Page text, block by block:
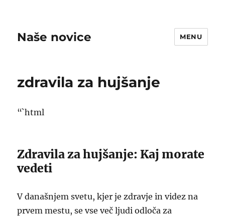
Naše novice MENU
zdravila za hujšanje
“`html
Zdravila za hujšanje: Kaj morate
vedeti
V današnjem svetu, kjer je zdravje in videz na
prvem mestu, se vse več ljudi odloča za